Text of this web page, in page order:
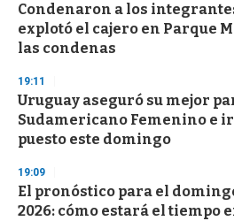
Condenaron a los
explotó el cajero en Parque
las condenas
19:11
Uruguay aseguró su mejor
Sudamericano Femenino e
puesto este domingo
19:09
El pronóstico para el
2026: cómo estará el tiempo